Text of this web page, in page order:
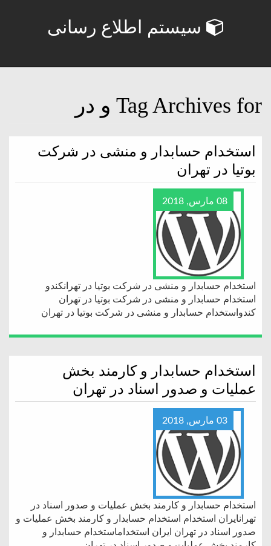
سیستم اطلاع رسانی
Tag Archives for و در
استخدام حسابدار و منشی در شرکت
بوتیا در تهران
08 مارس, 2018
استخدام حسابدار و منشی در شرکت بوتیا در تهرانکندو
استخدام حسابدار و منشی در شرکت بوتیا در تهران
کندواستخدام حسابدار و منشی در شرکت بوتیا در تهران
استخدام حسابدار و کارمند بخش
عملیات و صدور اسناد در تهران
03 مارس, 2018
استخدام حسابدار و کارمند بخش عملیات و صدور اسناد در
تهرانایران استخدام استخدام حسابدار و کارمند بخش عملیات و
صدور اسناد در تهران ایران استخداماستخدام حسابدار و